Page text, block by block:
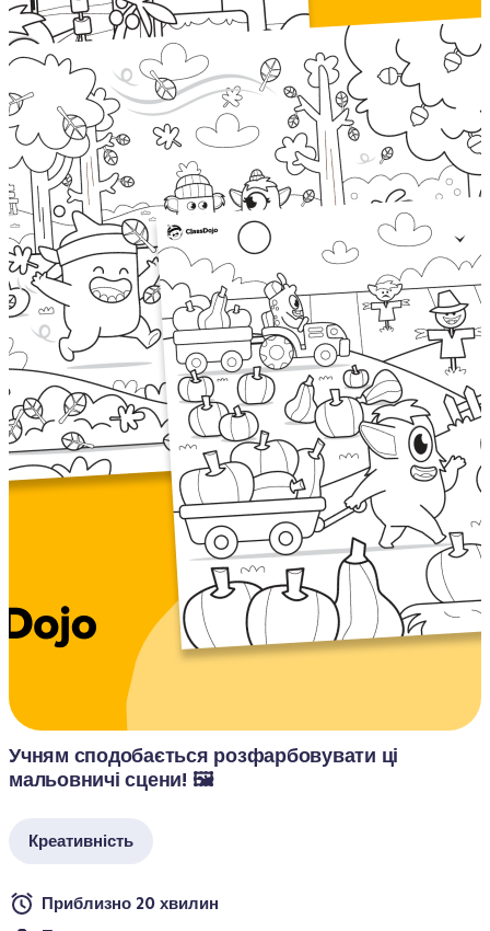
Учням сподобається розфарбовувати ці
мальовничі сцени! 🖼️
Креативність
Приблизно 20 хвилин